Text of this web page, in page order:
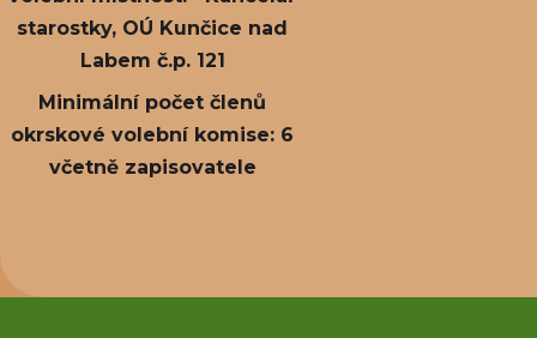
starostky, OÚ Kunčice nad
Labem č.p. 121
Minimální počet členů
okrskové volební komise: 6
včetně zapisovatele